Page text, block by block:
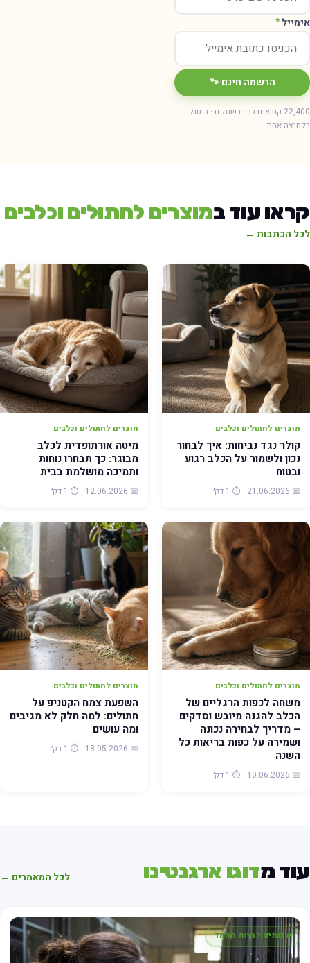
*
הרשמה חינם 🐾
22,400 קוראים כבר רשומים · ביטול
אחת
עוד במוצרים לחתולים וכלבים
הכתבות ←
מוצרים לחתולים וכלבים
קולר נגד נביחות: איך לבחור
נכון ולשמור על הכלב רגוע
ובטוח
📅 21.06.2026 · ⏱️ 1 דק׳
מוצרים לחתולים וכלבים
מיטה אורתופדית לכלב
מבוגר: כך תבחרו נוחות
ותמיכה מושלמת בבית
📅 12.06.2026 · ⏱️ 1 דק׳
מוצרים לחתולים וכלבים
משחה לכפות הרגליים של
הכלב להגנה מיובש וסדקים
– מדריך לבחירה נכונה
ושמירה על כפות בריאות כל
השנה
📅 10.06.2026 · ⏱️ 1 דק׳
מוצרים לחתולים וכלבים
השפעת צמח הקטניפ על
חתולים: למה חלק לא מגיבים
ומה עושים
📅 18.05.2026 · ⏱️ 1 דק׳
מדוגו ארגנטינו לכל המאמרים ←
שרותים לחיות מחמד